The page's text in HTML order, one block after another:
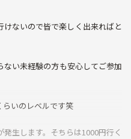
ないので皆で楽しく出来ればと
い未経験の方も安心してご参加
いのレベルです笑
生します。そちらは1000円行く